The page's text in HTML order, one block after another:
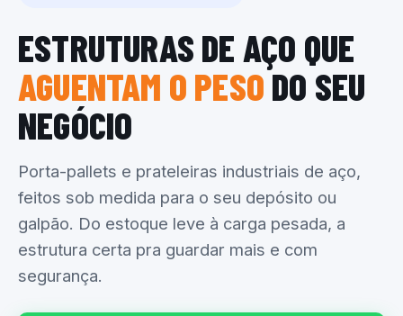
ESTRUTURAS DE AÇO QUE
AGUENTAM O PESODO SEU
NEGÓCIO
Porta-pallets e prateleiras industriais de aço,
feitos sob medida para o seu depósito ou
galpão. Do estoque leve à carga pesada, a
estrutura certa pra guardar mais e com
segurança.